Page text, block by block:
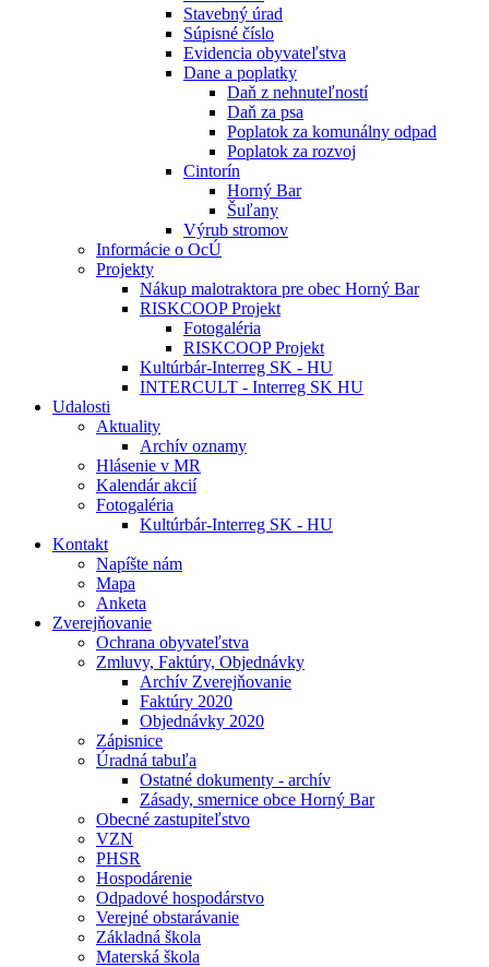
Stavebný úrad
Súpisné číslo
Evidencia obyvateľstva
Dane a poplatky
Daň z nehnuteľností
Daň za psa
Poplatok za komunálny odpad
Poplatok za rozvoj
Cintorín
Horný Bar
Šuľany
Výrub stromov
Informácie o OcÚ
Projekty
Nákup malotraktora pre obec Horný Bar
RISKCOOP Projekt
Fotogaléria
RISKCOOP Projekt
Kultúrbár-Interreg SK - HU
INTERCULT - Interreg SK HU
Udalosti
Aktuality
Archív oznamy
Hlásenie v MR
Kalendár akcií
Fotogaléria
Kultúrbár-Interreg SK - HU
Kontakt
Napíšte nám
Mapa
Anketa
Zverejňovanie
Ochrana obyvateľstva
Zmluvy, Faktúry, Objednávky
Archív Zverejňovanie
Faktúry 2020
Objednávky 2020
Zápisnice
Úradná tabuľa
Ostatné dokumenty - archív
Zásady, smernice obce Horný Bar
Obecné zastupiteľstvo
VZN
PHSR
Hospodárenie
Odpadové hospodárstvo
Verejné obstarávanie
Základná škola
Materská škola